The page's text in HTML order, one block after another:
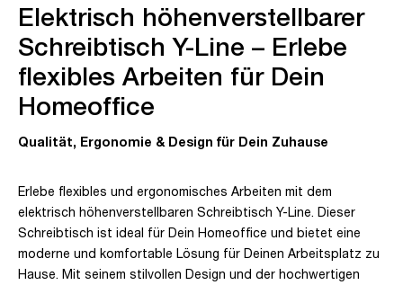
Elektrisch höhenverstellbarer
Schreibtisch Y-Line – Erlebe
flexibles Arbeiten für Dein
Homeoffice
Qualität, Ergonomie & Design für Dein Zuhause
Erlebe flexibles und ergonomisches Arbeiten mit dem
elektrisch höhenverstellbaren Schreibtisch Y-Line. Dieser
Schreibtisch ist ideal für Dein Homeoffice und bietet eine
moderne und komfortable Lösung für Deinen Arbeitsplatz zu
Hause. Mit seinem stilvollen Design und der hochwertigen